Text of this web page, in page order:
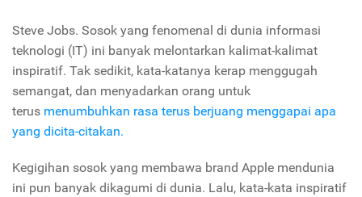
Steve Jobs. Sosok yang fenomenal di dunia informasi
teknologi (IT) ini banyak melontarkan kalimat-kalimat
inspiratif. Tak sedikit, kata-katanya kerap menggugah
semangat, dan menyadarkan orang untuk
terus menumbuhkan rasa terus berjuang menggapai apa
yang dicita-citakan.
Kegigihan sosok yang membawa brand Apple mendunia
ini pun banyak dikagumi di dunia. Lalu, kata-kata inspiratif